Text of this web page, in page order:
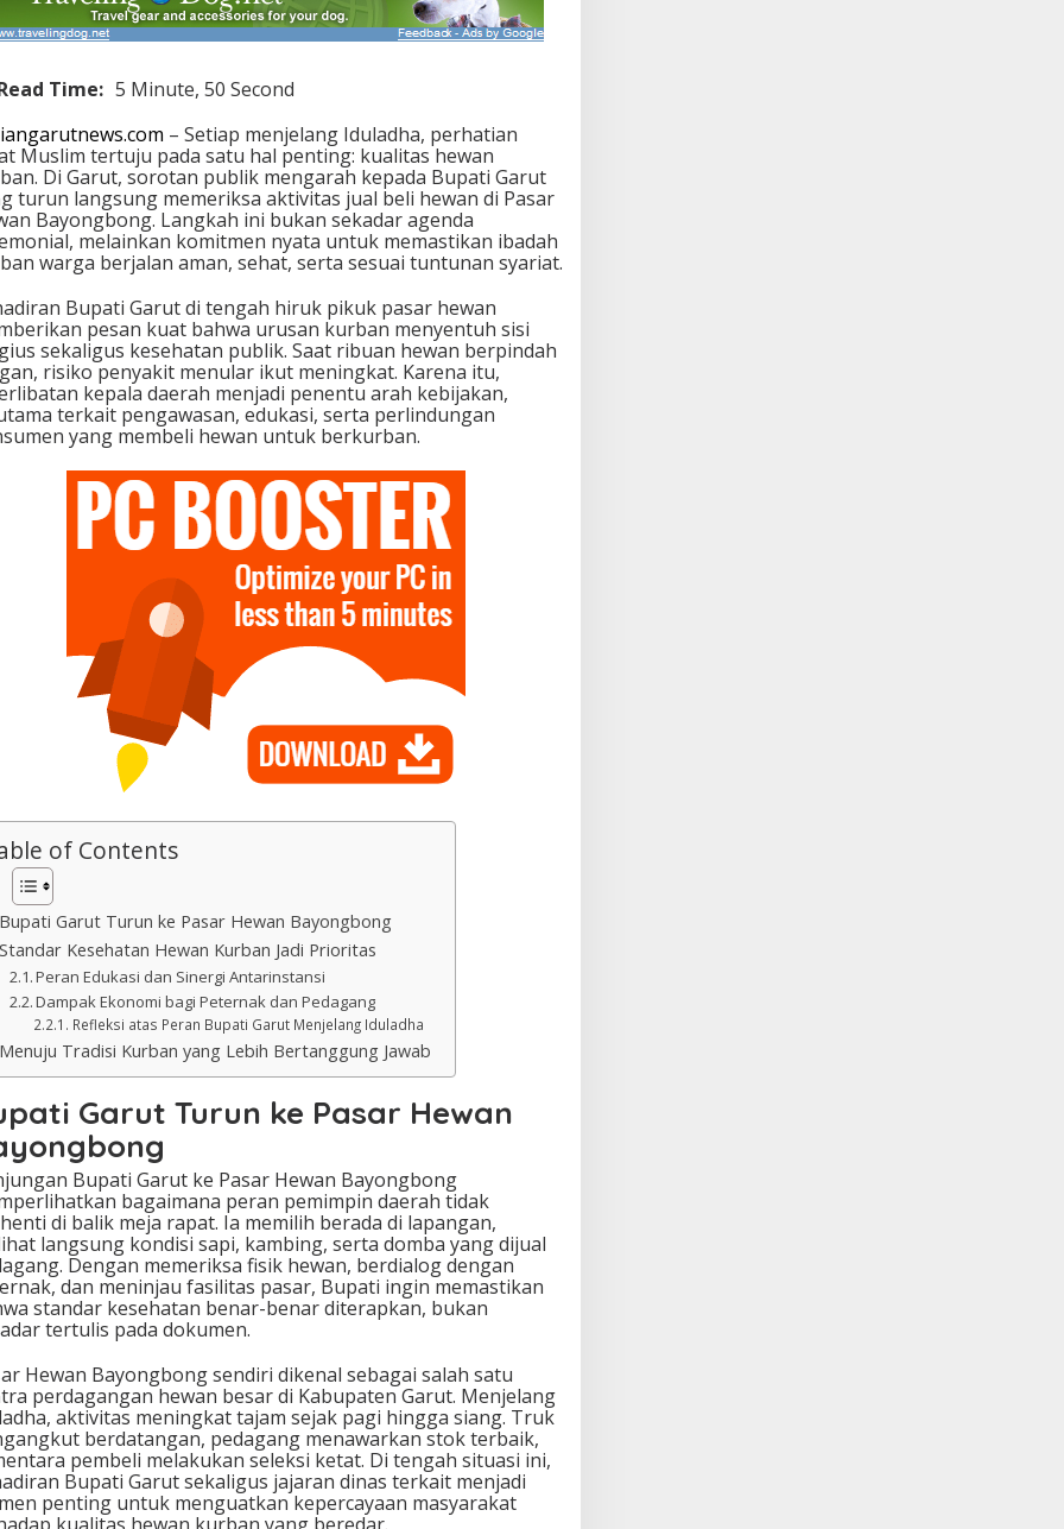
Time: 5 Minute, 50 Second
– Setiap menjelang Iduladha, perhatian
Muslim tertuju pada satu hal penting: kualitas hewan
Di Garut, sorotan publik mengarah kepada Bupati Garut
turun langsung memeriksa aktivitas jual beli hewan di Pasar
Bayongbong. Langkah ini bukan sekadar agenda
melainkan komitmen nyata untuk memastikan ibadah
warga berjalan aman, sehat, serta sesuai tuntunan syariat.
Bupati Garut di tengah hiruk pikuk pasar hewan
pesan kuat bahwa urusan kurban menyentuh sisi
sekaligus kesehatan publik. Saat ribuan hewan berpindah
risiko penyakit menular ikut meningkat. Karena itu,
kepala daerah menjadi penentu arah kebijakan,
terkait pengawasan, edukasi, serta perlindungan
yang membeli hewan untuk berkurban.
of Contents
Garut Turun ke Pasar Hewan Bayongbong
Kesehatan Hewan Kurban Jadi Prioritas
Peran Edukasi dan Sinergi Antarinstansi
Dampak Ekonomi bagi Peternak dan Pedagang
Refleksi atas Peran Bupati Garut Menjelang Iduladha
Tradisi Kurban yang Lebih Bertanggung Jawab
Garut Turun ke Pasar Hewan
Bupati Garut ke Pasar Hewan Bayongbong
bagaimana peran pemimpin daerah tidak
di balik meja rapat. Ia memilih berada di lapangan,
langsung kondisi sapi, kambing, serta domba yang dijual
Dengan memeriksa fisik hewan, berdialog dengan
dan meninjau fasilitas pasar, Bupati ingin memastikan
standar kesehatan benar-benar diterapkan, bukan
tertulis pada dokumen.
Hewan Bayongbong sendiri dikenal sebagai salah satu
perdagangan hewan besar di Kabupaten Garut. Menjelang
aktivitas meningkat tajam sejak pagi hingga siang. Truk
berdatangan, pedagang menawarkan stok terbaik,
pembeli melakukan seleksi ketat. Di tengah situasi ini,
Bupati Garut sekaligus jajaran dinas terkait menjadi
penting untuk menguatkan kepercayaan masyarakat